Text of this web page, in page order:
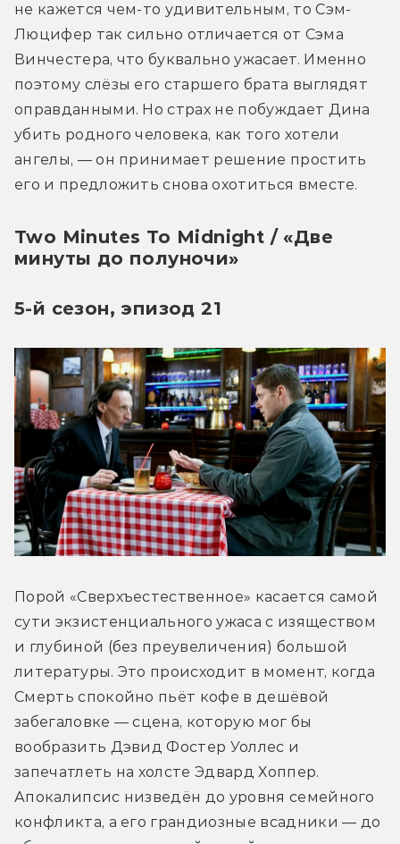
не кажется чем-то удивительным, то Сэм-
Люцифер так сильно отличается от Сэма
Винчестера, что буквально ужасает. Именно
поэтому слёзы его старшего брата выглядят
оправданными. Но страх не побуждает Дина
убить родного человека, как того хотели
ангелы, — он принимает решение простить
его и предложить снова охотиться вместе.
Two Minutes To Midnight / «Две
минуты до полуночи»
5-й сезон, эпизод 21
Порой «Сверхъестественное» касается самой
сути экзистенциального ужаса с изяществом
и глубиной (без преувеличения) большой
литературы. Это происходит в момент, когда
Смерть спокойно пьёт кофе в дешёвой
забегаловке — сцена, которую мог бы
вообразить Дэвид Фостер Уоллес и
запечатлеть на холсте Эдвард Хоппер.
Апокалипсис низведён до уровня семейного
конфликта, а его грандиозные всадники — до